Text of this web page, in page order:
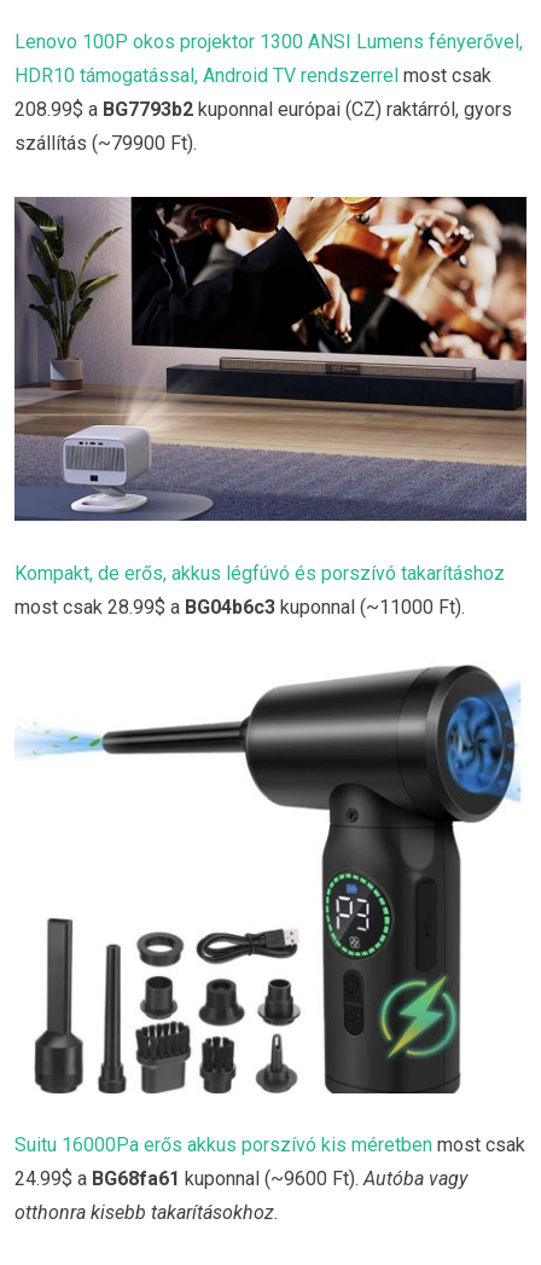
Lenovo 100P okos projektor 1300 ANSI Lumens fényerővel,
HDR10 támogatással, Android TV rendszerrel most csak
208.99$ a BG7793b2 kuponnal európai (CZ) raktárról, gyors
szállítás (~79900 Ft).
Kompakt, de erős, akkus légfúvó és porszívó takarításhoz
most csak 28.99$ a BG04b6c3 kuponnal (~11000 Ft).
Suitu 16000Pa erős akkus porszívó kis méretben most csak
24.99$ a BG68fa61 kuponnal (~9600 Ft).Autóba vagy
otthonra kisebb takarításokhoz.